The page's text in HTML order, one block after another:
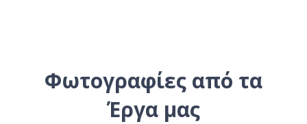
Φωτογραφίες από τα
Έργα μας